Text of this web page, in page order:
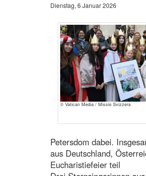
Dienstag, 6 Januar 2026
© Vatican Media / Missio Svizzera
Petersdom dabei.
aus Deutschland,
Eucharistiefeier teil